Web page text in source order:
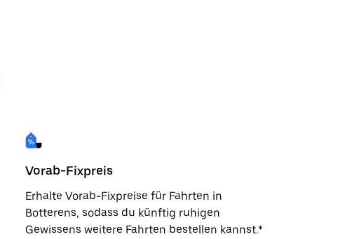
Vorab-Fixpreis
Erhalte Vorab-Fixpreise für Fahrten in
Botterens, sodass du künftig ruhigen
Gewissens weitere Fahrten bestellen kannst.*